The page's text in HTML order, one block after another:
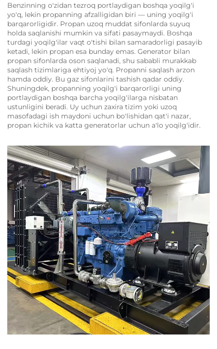
Benzinning o'zidan tezroq portlaydigan boshqa yoqilg'i
yo'q, lekin propanning afzalligidan biri — uning yoqilg'i
barqarorligidir. Propan uzoq muddat sifonlarda suyuq
holda saqlanishi mumkin va sifati pasaymaydi. Boshqa
turdagi yoqilg'ilar vaqt o'tishi bilan samaradorligi pasayib
ketadi, lekin propan esa bunday emas. Generator bilan
propan sifonlarda oson saqlanadi, shu sababli murakkab
saqlash tizimlariga ehtiyoj yo'q. Propanni saqlash arzon
hamda oddiy. Bu gaz sifonlarini tashish qadar oddiy.
Shuningdek, propanning yoqilg'i barqarorligi uning
portlaydigan boshqa barcha yoqilg'ilarga nisbatan
ustunligini beradi. Uy uchun zaxira tizim yoki uzoq
masofadagi ish maydoni uchun bo'lishidan qat'i nazar,
propan kichik va katta generatorlar uchun a'lo yoqilg'idir.